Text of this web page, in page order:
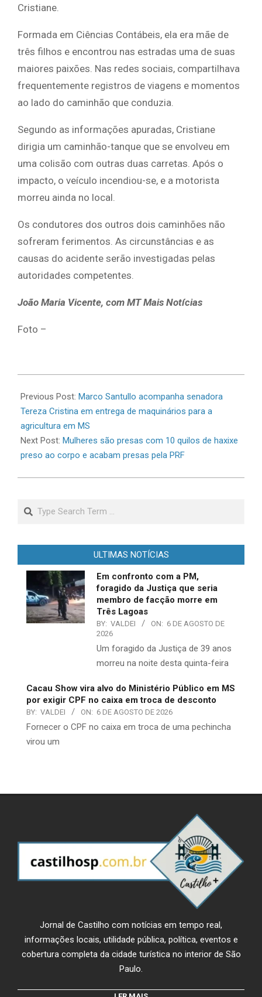
Cristiane.
Formada em Ciências Contábeis, ela era mãe de
três filhos e encontrou nas estradas uma de suas
maiores paixões. Nas redes sociais, compartilhava
frequentemente registros de viagens e momentos
ao lado do caminhão que conduzia.
Segundo as informações apuradas, Cristiane
dirigia um caminhão-tanque que se envolveu em
uma colisão com outras duas carretas. Após o
impacto, o veículo incendiou-se, e a motorista
morreu ainda no local.
Os condutores dos outros dois caminhões não
sofreram ferimentos. As circunstâncias e as
causas do acidente serão investigadas pelas
autoridades competentes.
João Maria Vicente, com MT Mais Notícias
Foto –
06-
23
Previous Post: Marco Santullo acompanha senadora
Tereza Cristina em entrega de maquinários para a
agricultura em MS
Next Post: Mulheres são presas com 10 quilos de haxixe
preso ao corpo e acabam presas pela PRF
Search
ULTIMAS NOTÍCIAS
Em confronto com a PM,
foragido da Justiça que seria
membro de facção morre em
Três Lagoas
BY: VALDEI ON: 6 DE AGOSTO DE
2026
​Um foragido da Justiça de 39 anos
morreu na noite desta quinta-feira
Cacau Show vira alvo do Ministério Público em MS
por exigir CPF no caixa em troca de desconto
BY: VALDEI ON: 6 DE AGOSTO DE 2026
​Fornecer o CPF no caixa em troca de uma pechincha
virou um
Jornal de Castilho com notícias em tempo real,
informações locais, utilidade pública, política, eventos e
cobertura completa da cidade turística no interior de São
Paulo.